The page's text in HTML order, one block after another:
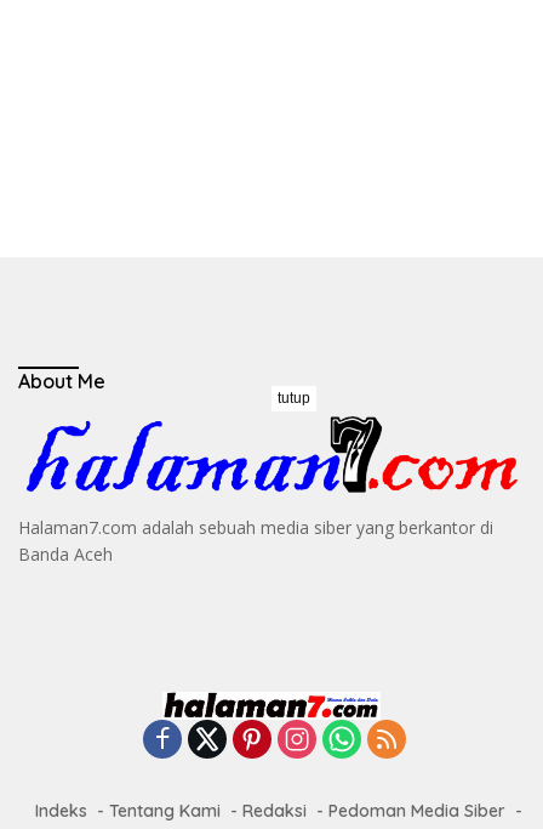
About Me
Halaman7.com adalah sebuah media siber yang berkantor di
Banda Aceh
Indeks Tentang Kami Redaksi
Pedoman Media Siber
tutup